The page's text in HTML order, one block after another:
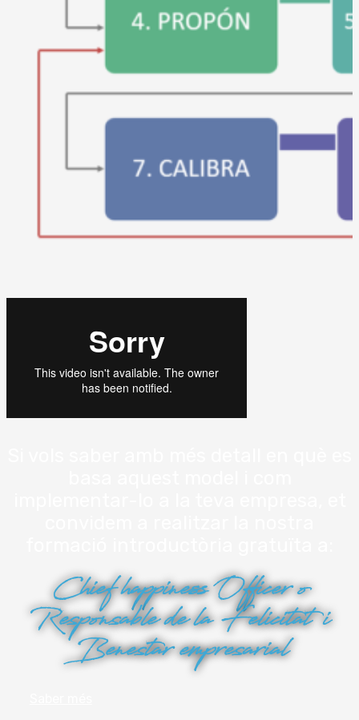
Chief happiness Officer o
Responsable de laFelicitat i
Benestarempresarial